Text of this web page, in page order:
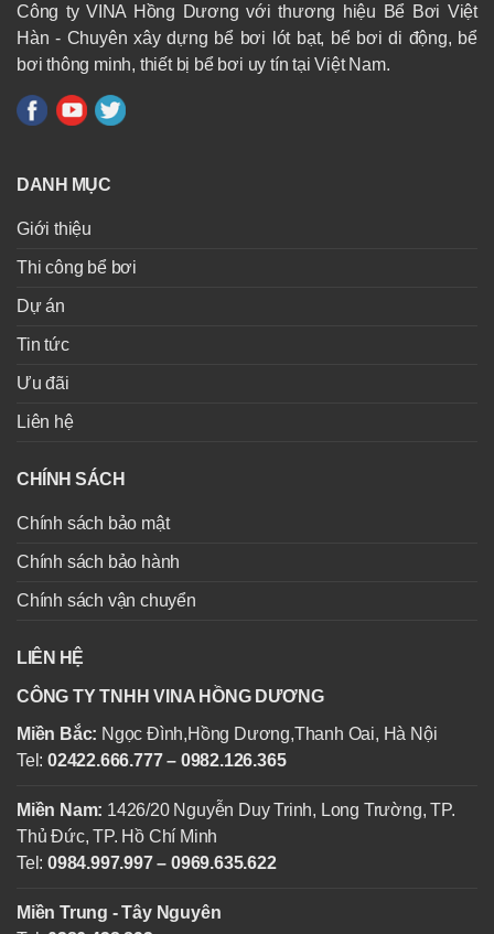
Công ty VINA Hồng Dương với thương hiệu Bể Bơi Việt
Hàn - Chuyên xây dựng bể bơi lót bạt, bể bơi di động, bể
bơi thông minh, thiết bị bể bơi uy tín tại Việt Nam.
DANH MỤC
Giới thiệu
Thi công bể bơi
Dự án
Tin tức
Ưu đãi
Liên hệ
CHÍNH SÁCH
Chính sách bảo mật
Chính sách bảo hành
Chính sách vận chuyển
LIÊN HỆ
CÔNG TY TNHH VINA HỒNG DƯƠNG
Miền Bắc: Ngọc Đình,Hồng Dương,Thanh Oai, Hà Nội
Tel: 02422.666.777 – 0982.126.365
Miền Nam: 1426/20 Nguyễn Duy Trinh, Long Trường, TP.
Thủ Đức, TP. Hồ Chí Minh
Tel: 0984.997.997 – 0969.635.622
Miền Trung - Tây Nguyên